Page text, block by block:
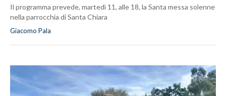
Il programma prevede, martedì 11, alle 18, la Santa messa solenne
nella parrocchia di Santa Chiara
Giacomo Pala